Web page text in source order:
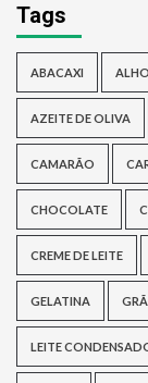
Tags
ABACAXI ALHO
AZEITE DE OLIVA
CAMARÃO
CHOCOLATE
CREME DE LEITE
GELATINA
LEITE